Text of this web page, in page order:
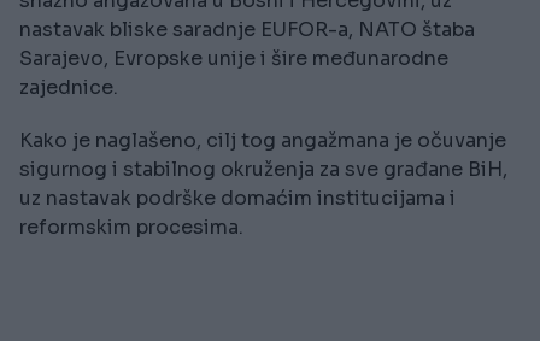
nastavak bliske saradnje EUFOR-a, NATO štaba
Sarajevo, Evropske unije i šire međunarodne
zajednice.
Kako je naglašeno, cilj tog angažmana je očuvanje
sigurnog i stabilnog okruženja za sve građane BiH,
uz nastavak podrške domaćim institucijama i
reformskim procesima.